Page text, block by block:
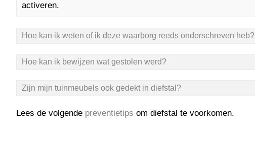
activeren.
Hoe kan ik weten of ik deze waarborg reeds onderschreven heb?
Hoe kan ik bewijzen wat gestolen werd?
Zijn mijn tuinmeubels ook gedekt in diefstal?
Lees de volgende preventietips om diefstal te voorkomen.